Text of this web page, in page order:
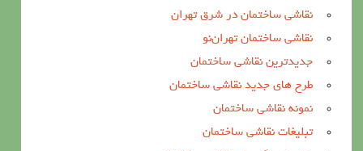
نقاشی ساختمان در شرق تهران
نقاشی ساختمان تهران‌نو
جدیدترین نقاشی ساختمان
طرح های جدید نقاشی ساختمان
نمونه نقاشی ساختمان
تبلیغات نقاشی ساختمان